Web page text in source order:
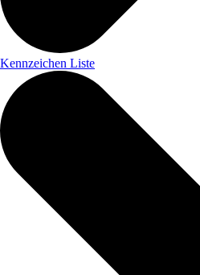
Kennzeichen Liste